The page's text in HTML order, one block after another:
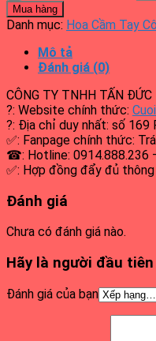
Mua hàng
Danh mục: Hoa Cầm Tay
Mô tả
Đánh giá (0)
CÔNG TY TNHH TẤN
?: Website chính thức:
?: Địa chỉ duy nhất: số 169
✅: Fanpage chính thức:
☎: Hotline: 0914.888.236
✅: Hợp đồng đẩy đủ
Đánh giá
Chưa có đánh giá nào.
Hãy là người đầu
Đánh giá của bạn